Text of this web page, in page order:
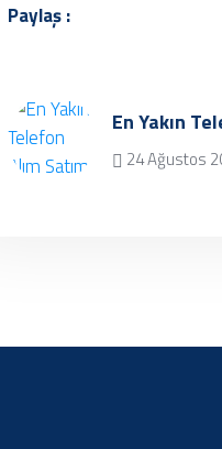
Paylaş :
En Yakın
24 Ağustos